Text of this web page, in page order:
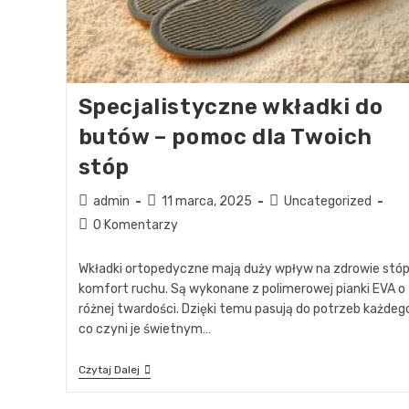
Specjalistyczne wkładki do
butów – pomoc dla Twoich
stóp
admin 11 marca, 2025
Uncategorized
0 Komentarzy
Wkładki ortopedyczne mają duży wpływ na zdrowie
komfort ruchu. Są wykonane z polimerowej pianki EVA o
różnej twardości. Dzięki temu pasują do potrzeb
co czyni je świetnym…
Czytaj Dalej